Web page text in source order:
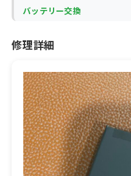
バッテリー交換
修理詳細